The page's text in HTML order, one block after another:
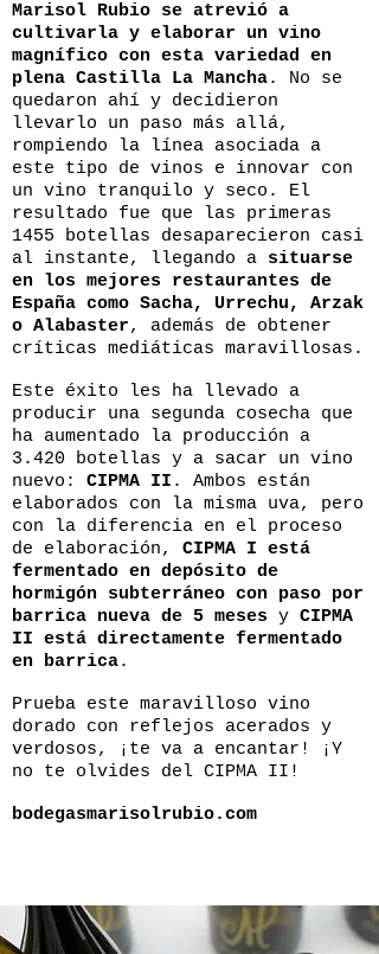
Marisol Rubio se atrevió a
cultivarla y elaborar un vino
magnífico con esta variedad en
plena Castilla La Mancha. No se
quedaron ahí y decidieron
llevarlo un paso más allá,
rompiendo la línea asociada a
este tipo de vinos e innovar con
un vino tranquilo y seco. El
resultado fue que las primeras
1455 botellas desaparecieron casi
al instante, llegando a situarse
en los mejores restaurantes de
España como Sacha, Urrechu, Arzak
o Alabaster, además de obtener
críticas mediáticas maravillosas.
Este éxito les ha llevado a
producir una segunda cosecha que
ha aumentado la producción a
3.420 botellas y a sacar un vino
nuevo: CIPMA II . Ambos están
elaborados con la misma uva, pero
con la diferencia en el proceso
de elaboración, CIPMA I está
fermentado en depósito de
hormigón subterráneo con paso por
barrica nueva de 5 meses y CIPMA
II está directamente fermentado
en barrica.
Prueba este maravilloso vino
dorado con reflejos acerados y
verdosos, ¡te va a encantar! ¡Y
no te olvides del CIPMA II!
bodegasmarisolrubio.com